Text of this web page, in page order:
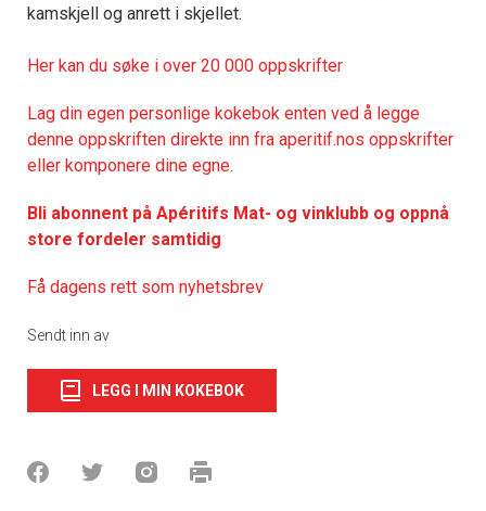
kamskjell og anrett i skjellet.
Her kan du søke i over 20 000 oppskrifter
Lag din egen personlige kokebok enten ved å legge
denne oppskriften direkte inn fra aperitif.nos oppskrifter
eller komponere dine egne.
Bli abonnent på Apéritifs Mat- og vinklubb og oppnå
store fordeler samtidig
Få dagens rett som nyhetsbrev
Sendt inn av
LEGG I MIN KOKEBOK